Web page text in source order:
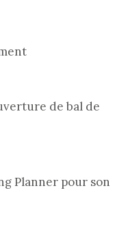
de bal de
Planner pour son